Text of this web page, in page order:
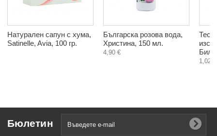
Натурален сапун с хума,
Satinelle, Avia, 100 гр.
Българска розова вода,
Христина, 150 мл.
4,90 €
1,02 €
Бюлетин